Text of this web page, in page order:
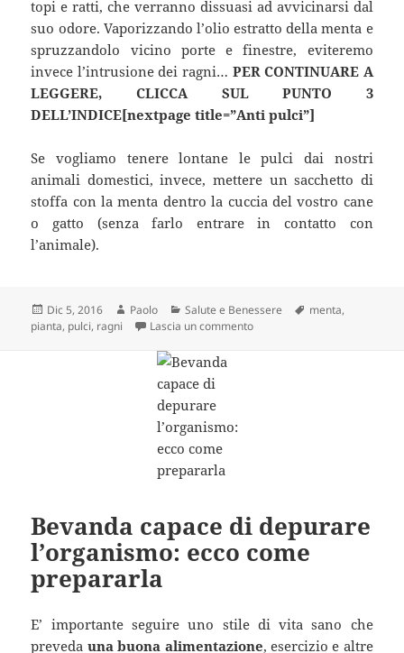
topi e ratti, che verranno dissuasi ad avvicinarsi dal
suo odore. Vaporizzando l’olio estratto della menta e
spruzzandolo vicino porte e finestre, eviteremo
invece l’intrusione dei ragni… PER CONTINUARE A
LEGGERE, CLICCA SUL PUNTO 3
DELL’INDICE[nextpage title=”Anti pulci”]
Se vogliamo tenere lontane le pulci dai nostri
animali domestici, invece, mettere un sacchetto di
stoffa con la menta dentro la cuccia del vostro cane
o gatto (senza farlo entrare in contatto con
l’animale).
Scritto
il
Dic 5, 2016 Autore
Paolo Categorie
Salute e Benessere Tag
menta,
pianta, pulci, ragni Lascia un commentosu Niente più ragni in casa!
Bevanda capace di depurare
l’organismo: ecco come
prepararla
E’ importante seguire uno stile di vita sano che
preveda una buona alimentazione, esercizio e altre